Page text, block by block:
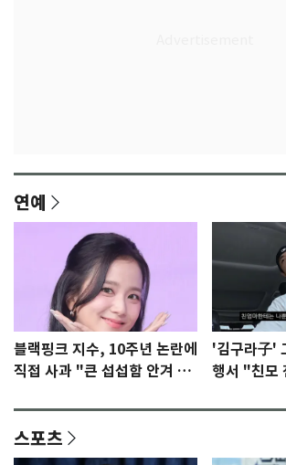
연예
블랙핑크 지수, 10주년 논란에
직접 사과 "큰 섭섭함 안겨 미
'김구라子'
행서 "친모
스포츠